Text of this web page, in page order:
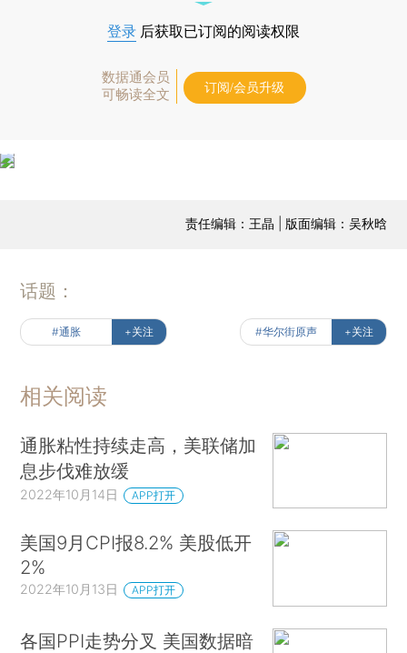
登录 后获取已订阅的阅读权限
数据通会员
可畅读全文
订阅/会员升级
责任编辑：王晶 | 版面编辑：吴秋晗
话题：
#通胀 +关注 #华尔街原声 +关注
相关阅读
通胀粘性持续走高，美联储加
息步伐难放缓
2022年10月14日 APP打开
美国9月CPI报8.2% 美股低开
2%
2022年10月13日 APP打开
各国PPI走势分叉 美国数据暗